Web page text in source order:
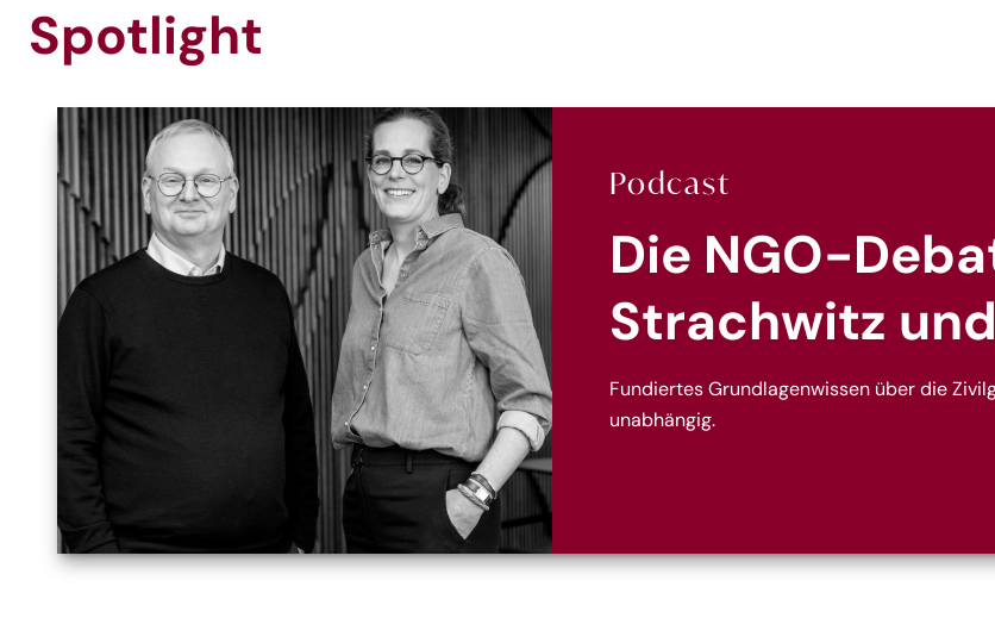
Spotlight
Podcast
Die NGO-
Strachwitz
Fundiertes Grundlagenwissen über die
unabhängig.